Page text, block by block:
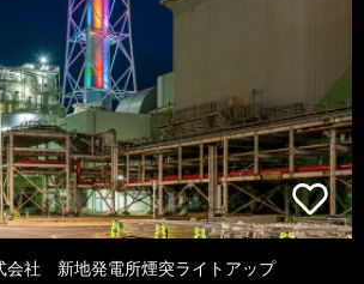
会社 新地発電所煙突ライトアップ